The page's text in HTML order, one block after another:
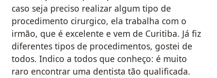
caso seja preciso realizar algum tipo de
procedimento cirurgico, ela trabalha com o
irmão, que é excelente e vem de Curitiba. Já fiz
diferentes tipos de procedimentos, gostei de
todos. Indico a todos que conheço: é muito
raro encontrar uma dentista tão qualificada.